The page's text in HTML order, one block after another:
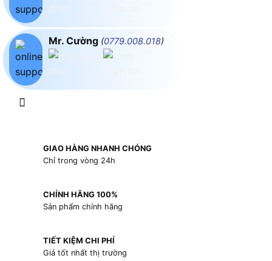
Mr. Cường (0779.008.018)
GIAO HÀNG NHANH CHÓNG
Chỉ trong vòng 24h
CHÍNH HÃNG 100%
Sản phẩm chính hãng
TIẾT KIỆM CHI PHÍ
Giá tốt nhất thị trường